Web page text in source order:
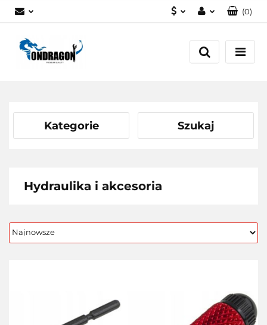
Zaloguj się
Załóż konto
(0)
Kategorie Szukaj
Hydraulika i akcesoria